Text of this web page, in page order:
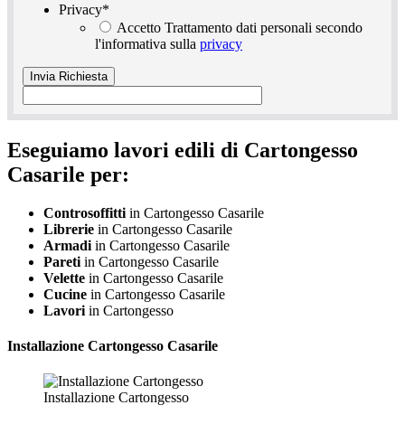
Privacy*
Accetto Trattamento dati personali secondo
l'informativa sulla privacy
Eseguiamo lavori edili di Cartongesso
Casarile per:
Controsoffitti in Cartongesso Casarile
Librerie in Cartongesso Casarile
Armadi in Cartongesso Casarile
Pareti in Cartongesso Casarile
Velette in Cartongesso Casarile
Cucine in Cartongesso Casarile
Lavori in Cartongesso
Installazione Cartongesso Casarile
Installazione Cartongesso